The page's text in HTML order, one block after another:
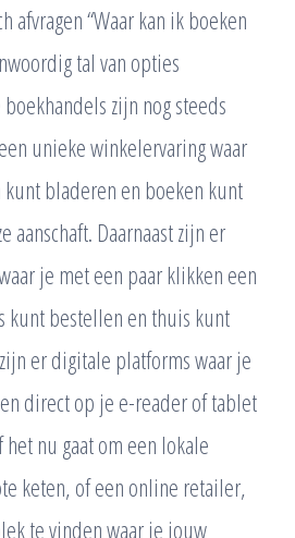
afvragen “Waar kan ik boeken
tal van opties
zijn nog steeds
unieke winkelervaring waar
bladeren en boeken kunt
aanschaft. Daarnaast zijn er
je met een paar klikken een
kunt bestellen en thuis kunt
er digitale platforms waar je
direct op je e-reader of tablet
nu gaat om een lokale
keten, of een online retailer,
te vinden waar je jouw